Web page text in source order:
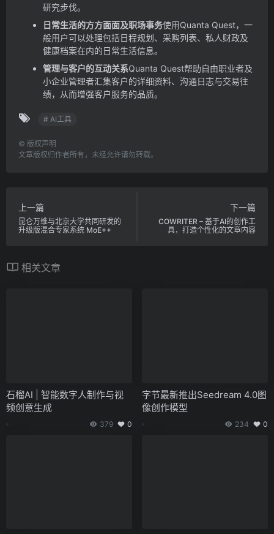
研究步伐。
日常生活的方方面面及职场事务使用Quanta Quest，一
般用户可以处理包括日程规划、采购列表、私人财政及
健康档案在内的日常生活信息。
管理与客户的互动关系Quanta Quest帮助自由职业者及
小企业管理者汇集客户的详细资料、沟通日志与交易往
绩，从而增强客户服务的品质。
# AI工具
© 版权声明
文章版权归作者所有，未经允许请勿转载。
上一篇
昆仑万维与北京大学共同研发的
升级版混合专家系统 MoE++
下一篇
COWRITER – 基于AI的创作工
具，打造个性化的文章内容
相关文章
石榴AI | 智能数字人制作与视
频创意生成
379 0
字节最新推出Seedream 4.0图
像创作模型
234 0